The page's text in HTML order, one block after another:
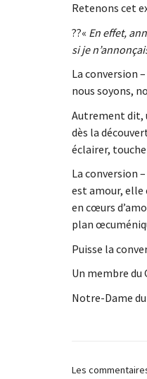
Retenons cet
??« En effet,
si je
La conversion
nous soyons,
Autrement dit,
dès la
éclairer,
La conversion
est amour,
en cœurs
plan
Puisse la
Un membre du
Notre-Dame
Les